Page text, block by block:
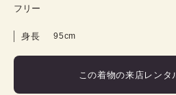
フリー
身長 95cm
この着物の来店レンタ